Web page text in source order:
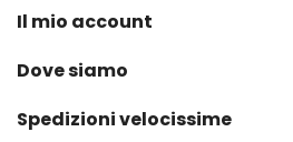
Il mio account
Dove siamo
Spedizioni velocissime